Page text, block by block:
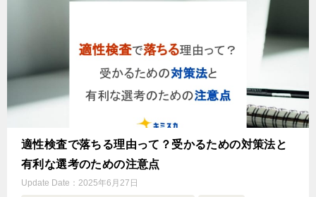
適性検査で落ちる理由って？受かるための対策法と
有利な選考のための注意点
Update Date： 2025年6月27日